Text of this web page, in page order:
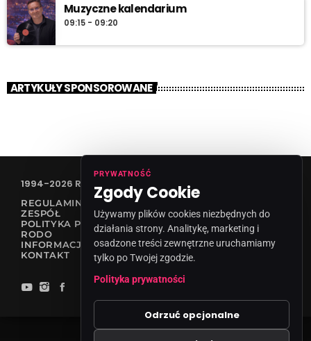
Muzyczne kalendarium
09:15 - 09:20
ARTYKUŁY SPONSOROWANE
1994-2026 RADIO VANESSA SPÓŁKA Z O.O
REGULAMIN KONKURSÓW
ZESPÓŁ
POLITYKA PRYWATNOŚCI
RODO
INFORMACJA O NADAWCY
KONTAKT
PRYWATNOŚĆ
Zgody Cookie
Używamy plików cookies niezbędnych do
działania strony. Analitykę, marketing i
osadzone treści zewnętrzne uruchamiamy
tylko po Twojej zgodzie.
Polityka prywatności
Odrzuć opcjonalne